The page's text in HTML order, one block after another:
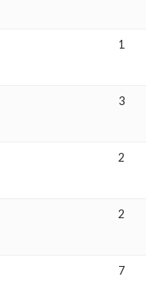
1
3
2
2
7